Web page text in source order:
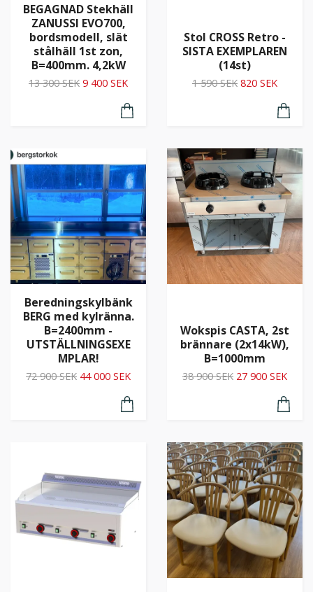
BEGAGNAD Stekhäll
ZANUSSI EVO700,
bordsmodell, slät
stålhäll 1st zon,
B=400mm. 4,2kW
13 300 SEK 9 400 SEK
Stol CROSS Retro -
SISTA EXEMPLAREN
(14st)
1 590 SEK 820 SEK
Beredningskylbänk
BERG med kylränna.
B=2400mm -
UTSTÄLLNINGSEXE
MPLAR!
72 900 SEK 44 000 SEK
Wokspis CASTA, 2st
brännare (2x14kW),
B=1000mm
38 900 SEK 27 900 SEK